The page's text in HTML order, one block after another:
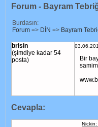
Forum - Bayram
Burdasın:
Forum=> DİN => Bayram
brisin
(şimdiye kadar 54
posta)
Bir
Cevapla:
Nickin: